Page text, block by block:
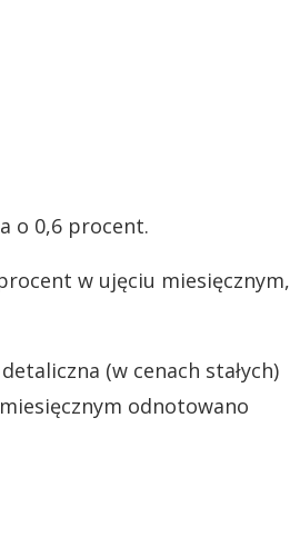
o 0,6 procent.
w ujęciu miesięcznym,
(w cenach stałych)
odnotowano